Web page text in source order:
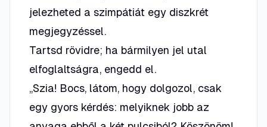
jelezheted a szimpátiát egy diszkrét
megjegyzéssel.
Tartsd rövidre; ha bármilyen jel utal
elfoglaltságra, engedd el.
„Szia! Bocs, látom, hogy dolgozol, csak
egy gyors kérdés: melyiknek jobb az